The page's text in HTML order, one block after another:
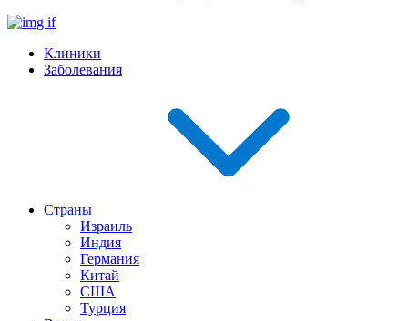
Клиники
Заболевания
Страны
Израиль
Индия
Германия
Китай
США
Турция